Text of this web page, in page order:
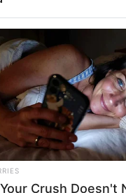
em Assis,
no incentivo
Crush Doesn't